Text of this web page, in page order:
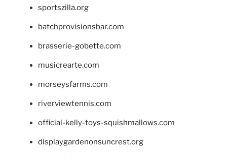
sportszilla.org
batchprovisionsbar.com
brasserie-gobette.com
musicrearte.com
morseysfarms.com
riverviewtennis.com
official-kelly-toys-squishmallows.com
displaygardenonsuncrest.org